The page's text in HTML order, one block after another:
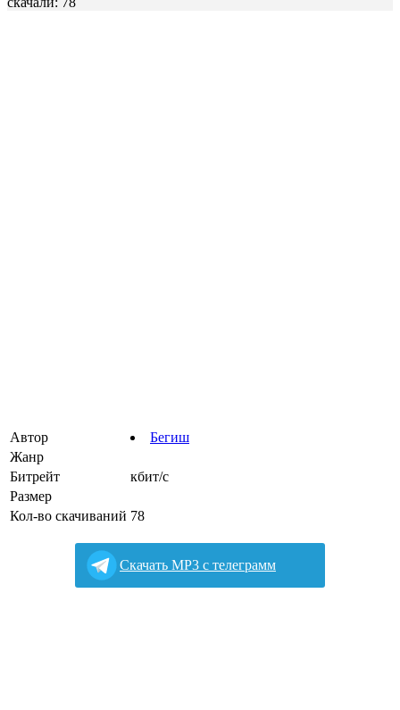
Автор
Бегиш
Жанр
Битрейт
кбит/с
Размер
Кол-во скачиваний 78
Cкачать MP3 с телеграмм